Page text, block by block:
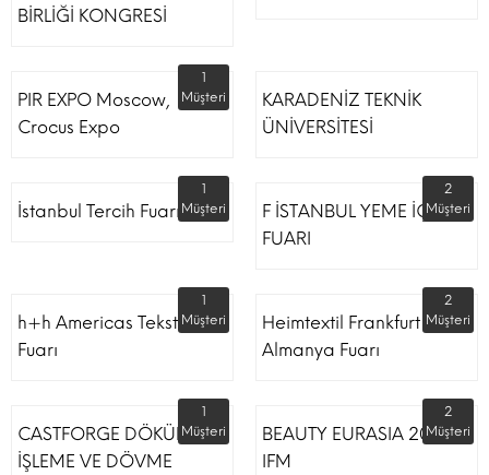
BİRLİĞİ KONGRESİ
PIR EXPO Moscow,
Crocus Expo
1
Müşteri
KARADENİZ TEKNİK
ÜNİVERSİTESİ
İstanbul Tercih Fuarı
1
Müşteri
F İSTANBUL YEME İÇME
FUARI
2
Müşteri
h+h Americas Tekstil
Fuarı
1
Müşteri
Heimtextil Frankfurt
Almanya Fuarı
2
Müşteri
CASTFORGE DÖKÜM,
İŞLEME VE DÖVME
1
Müşteri
BEAUTY EURASIA 2022
IFM
2
Müşteri